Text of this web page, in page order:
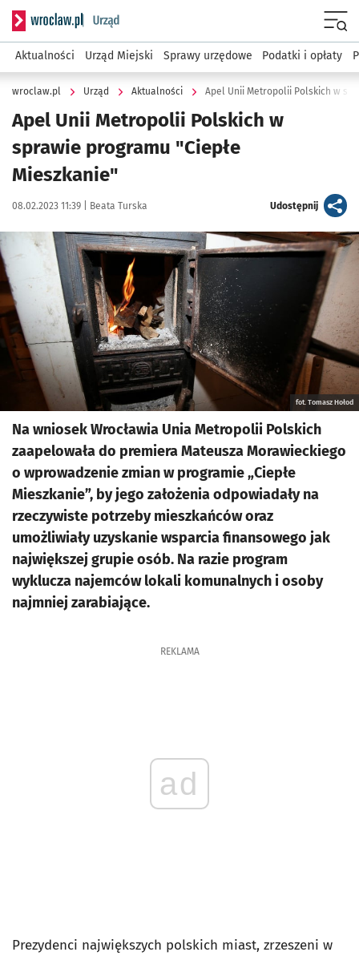
Serwis informacyjny wroclaw.pl podserwis: Urząd
Aktualności Urząd Miejski Sprawy urzędowe Podatki i opłaty
wroclaw.pl Urząd Aktualności Apel Unii Metropolii Polskich w
Apel Unii Metropolii Polskich w
sprawie programu "Ciepłe
Mieszkanie"
Data publikacji:
08.02.2023 11:39 | Autor:
Beata Turska Udostępnijartykuł
Kliknij, aby powiększyć
fot. Tomasz Hołod
Na wniosek Wrocławia Unia Metropolii Polskich
zaapelowała do premiera Mateusza Morawieckiego
o wprowadzenie zmian w programie „Ciepłe
Mieszkanie”, by jego założenia odpowiadały na
rzeczywiste potrzeby mieszkańców oraz
umożliwiały uzyskanie wsparcia finansowego jak
największej grupie osób. Na razie program
wyklucza najemców lokali komunalnych i osoby
najmniej zarabiające.
REKLAMA
ad
Prezydenci największych polskich miast, zrzeszeni w